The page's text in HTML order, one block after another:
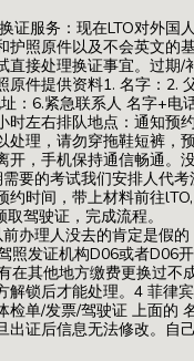
证服务：现在LTO对外国
护照原件以及不会英文的
直接处理换证事宜。过期/
原件提供资料1. 名字：2.
：6.紧急联系人 名字+
左右排队地点：通知预
处理，请勿穿拖鞋短裤，
开，手机保持通信畅通。
要的考试我们安排人代
约时间，带上材料前往
驾驶证，完成流程。
办理人没去的肯定是假
照发证机构D06或者D06
在其他地方缴费更换过不
解锁后才能处理。4 菲律
检单/发票/驾驶证 上面的
出证后信息无法修改。自